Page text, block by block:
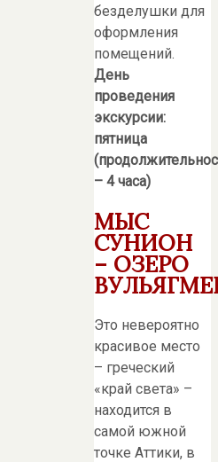
безделушки для
оформления
помещений.
День
проведения
экскурсии:
пятница
– 4 часа)
МЫС
СУНИОН
– ОЗЕРО
Это невероятно
красивое место
– греческий
«край света» –
находится в
самой южной
точке Аттики, в